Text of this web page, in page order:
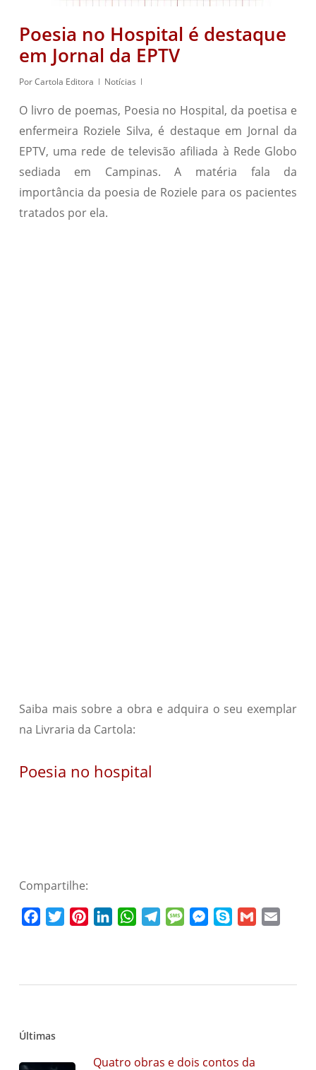
Poesia no Hospital é destaque
em Jornal da EPTV
PorCartola Editora Notícias
O livro de poemas, Poesia no Hospital, da poetisa e
enfermeira Roziele Silva, é destaque em Jornal da
EPTV, uma rede de televisão afiliada à Rede Globo
sediada em Campinas. A matéria fala da
importância da poesia de Roziele para os pacientes
tratados por ela.
Saiba mais sobre a obra e adquira o seu exemplar
na Livraria da Cartola:
Poesia no hospital
Compartilhe:
FacebookTwitterPinterestLinkedInWhatsAppTelegramMessageMessenger
Skype Gmail
Últimas
Quatro obras e dois contos da